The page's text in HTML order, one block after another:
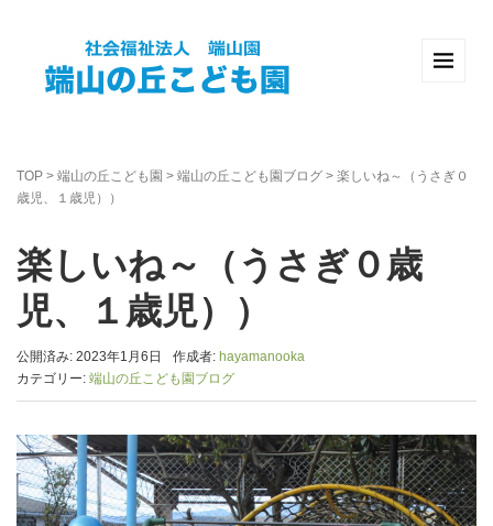
TOP > 端山の丘こども園 > 端山の丘こども園ブログ > 楽しいね～（うさぎ０
歳児、１歳児））
楽しいね～（うさぎ０歳
児、１歳児））
公開済み: 2023年1月6日 作成者: hayamanooka
カテゴリー: 端山の丘こども園ブログ